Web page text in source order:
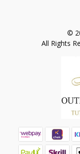
©
All Rights